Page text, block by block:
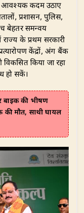
आवश्यक कदम उठाए
प्रशासन, पुलिस,
बेहतर समन्वय
के प्रथम सरकारी
केंद्रों, अंग बैंक
किया जा रहा
हो सकें।
बाइक की भीषण
मौत, साथी घायल